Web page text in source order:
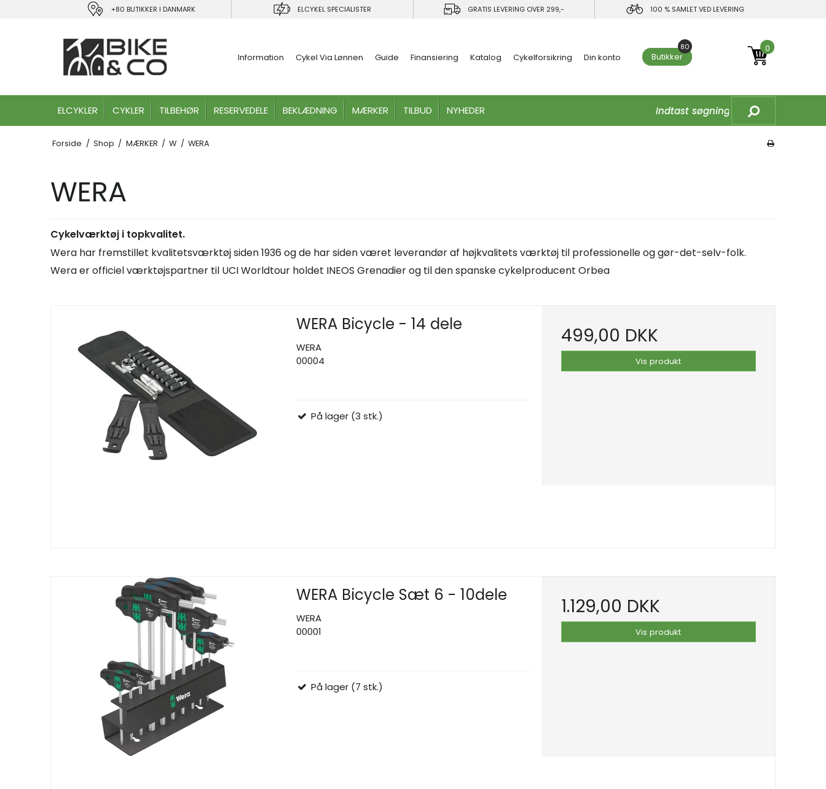
+80 BUTIKKER I DANMARK ELCYKEL SPECIALISTER GRATIS LEVERING OVER 299,- 100 % SAMLET VED LEVERING
Information Cykel Via Lønnen Guide Finansiering Katalog Cykelforsikring Din konto Butikker
80 0
ELCYKLER CYKLER TILBEHØR RESERVEDELE BEKLÆDNING MÆRKER TILBUD NYHEDER
Forside / Shop / MÆRKER / W / WERA
WERA
Cykelværktøj i topkvalitet.
Wera har fremstillet kvalitetsværktøj siden 1936 og de har siden været leverandør af højkvalitets værktøj til professionelle og gør-det-selv-folk.
Wera er officiel værktøjspartner til UCI Worldtour holdet INEOS Grenadier og til den spanske cykelproducent Orbea
WERA Bicycle - 14 dele
WERA
00004
På lager (3 stk.)
499,00 DKK
Vis produkt
WERA Bicycle Sæt 6 - 10dele
WERA
00001
På lager (7 stk.)
1.129,00 DKK
Vis produkt